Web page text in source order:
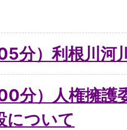
分）利根川
分）人権擁護
について